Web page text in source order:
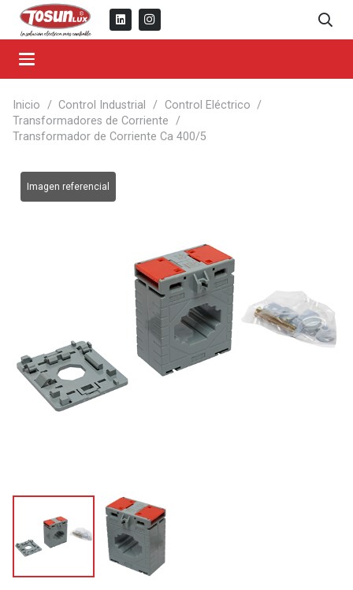
Inicio / Control Industrial / Control Eléctrico /
Transformadores de Corriente /
Transformador de Corriente Ca 400/5